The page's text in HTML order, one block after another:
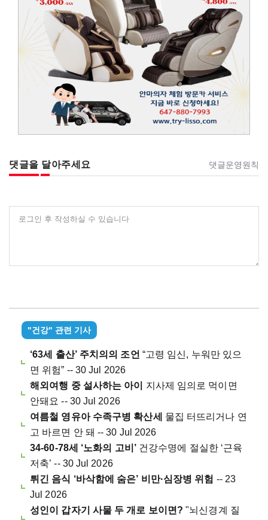
댓글을 달아주세요 댓글운영원칙
로그인 후 작성하실 수 있습니다
"건강" 관련 기사
‘63세 출산’ 주치의의 조언 “고령 임신, 누워만 있으
면 위험” -- 30 Jul 2026
해외여행 중 설사하는 아이
지사제 임의로 먹이면
안돼요 -- 30 Jul 2026
여름철 영유아 수족구병 확산세
물집 터뜨리거나 연
고 바르면 안 돼 -- 30 Jul 2026
34-60-78세 ‘노화의 고비’건강수명에 절실한 ‘근육
저축’ -- 30 Jul 2026
튀긴 음식 ‘바삭함에 숨은’ 비만·심장병 위험 -- 23
Jul 2026
성인이 갑자기 사물 두 개로 보이면?"뇌신경계 질